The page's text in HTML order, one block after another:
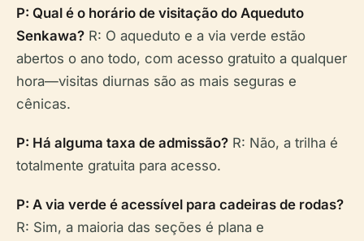
P: Qual é o horário de visitação do Aqueduto
Senkawa? R: O aqueduto e a via verde estão
abertos o ano todo, com acesso gratuito a qualquer
hora—visitas diurnas são as mais seguras e
cênicas.
P: Há alguma taxa de admissão? R: Não, a trilha é
totalmente gratuita para acesso.
P: A via verde é acessível para cadeiras de rodas?
R: Sim, a maioria das seções é plana e